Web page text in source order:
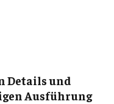
Details und
Ausführung